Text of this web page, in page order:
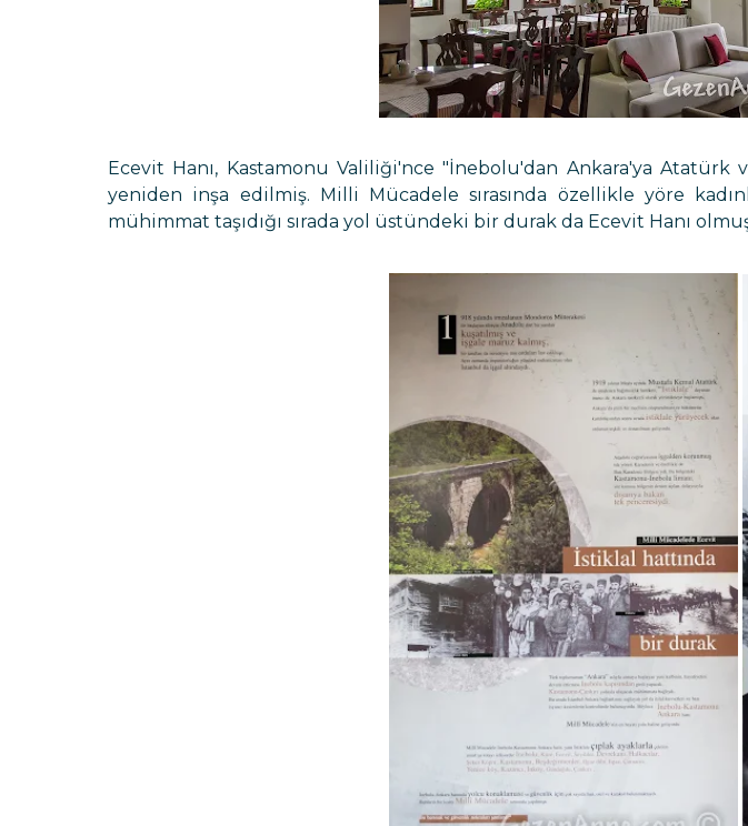
Ecevit Hanı, Kastamonu Valiliği'nce "İnebolu'dan Ankara'ya Atatürk
yeniden inşa edilmiş. Milli Mücadele sırasında özellikle yöre
mühimmat taşıdığı sırada yol üstündeki bir durak da Ecevit Hanı